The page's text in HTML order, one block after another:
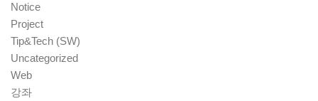
Notice
Project
Tip&Tech (SW)
Uncategorized
Web
강좌